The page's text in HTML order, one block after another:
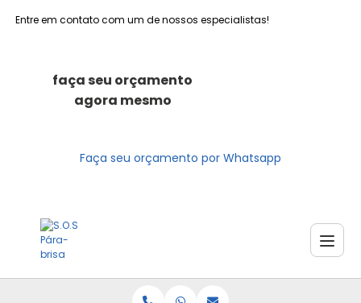
Entre em contato com um de nossos especialistas!
faça seu orçamento
agora mesmo
Faça seu orçamento por Whatsapp